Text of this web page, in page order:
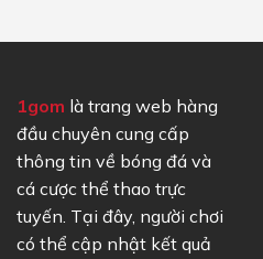
1gom là trang web hàng
đầu chuyên cung cấp
thông tin về bóng đá và
cá cược thể thao trực
tuyến. Tại đây, người chơi
có thể cập nhật kết quả